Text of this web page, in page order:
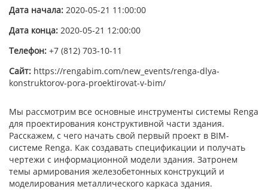
Дата начала: 2020-05-21 11:00:00
Дата конца: 2020-05-21 12:00:00
Телефон: +7 (812) 703-10-11
Сайт: https://rengabim.com/new_events/renga-dlya-
konstruktorov-pora-proektirovat-v-bim/
Мы рассмотрим все основные инструменты системы Renga
для проектирования конструктивной части здания.
Расскажем, с чего начать свой первый проект в BIM-
системе Renga. Как создавать спецификации и получать
чертежи с информационной модели здания. Затронем
темы армирования железобетонных конструкций и
моделирования металлического каркаса здания.